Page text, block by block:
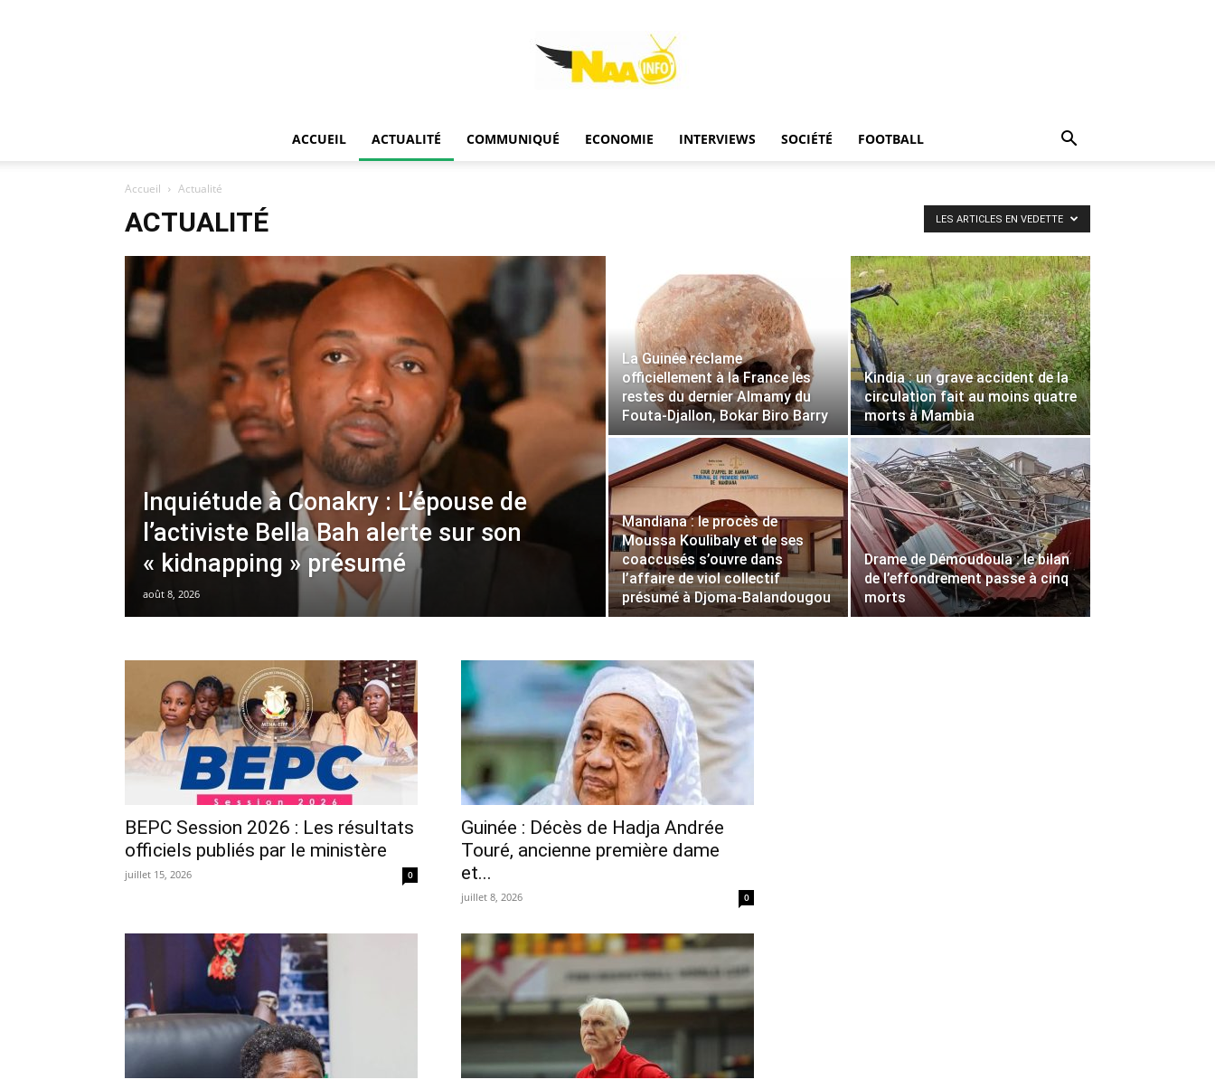
Naainfo
ACCUEIL ACTUALITÉ COMMUNIQUÉ ECONOMIE INTERVIEWS SOCIÉTÉ FOOTBALL
Accueil Actualité
ACTUALITÉ LES ARTICLES EN VEDETTE
Inquiétude à Conakry : L’épouse de
l’activiste Bella Bah alerte sur son
« kidnapping » présumé
août 8, 2026
La Guinée réclame
officiellement à la France les
restes du dernier Almamy du
Fouta-Djallon, Bokar Biro Barry
Kindia : un grave accident de la
circulation fait au moins quatre
morts à Mambia
Mandiana : le procès de
Moussa Koulibaly et de ses
coaccusés s’ouvre dans
l’affaire de viol collectif
présumé à Djoma-Balandougou
Drame de Démoudoula : le bilan
de l’effondrement passe à cinq
morts
BEPC Session 2026 : Les résultats
officiels publiés par le ministère
juillet 15, 2026 0
Guinée : Décès de Hadja Andrée
Touré, ancienne première dame
et...
juillet 8, 2026 0